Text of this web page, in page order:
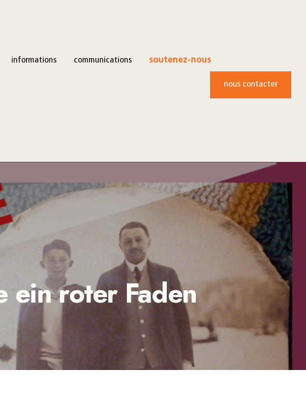
informations communications soutenez-nous
nous contacter
roter Faden